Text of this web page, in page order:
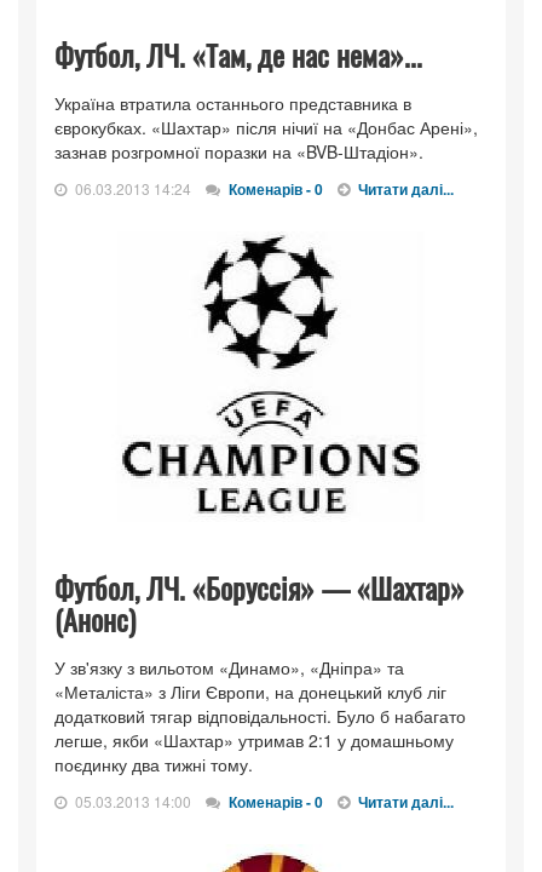
Футбол, ЛЧ. «Там, де нас нема»...
Україна втратила останнього представника в
єврокубках. «Шахтар» після нічиї на «Донбас Арені»,
зазнав розгромної поразки на «BVB-Штадіон».
06.03.2013 14:24 Коменарів - 0 Читати далі...
Футбол, ЛЧ. «Боруссія» — «Шахтар»
(Анонс)
У зв'язку з вильотом «Динамо», «Дніпра» та
«Металіста» з Ліги Європи, на донецький клуб ліг
додатковий тягар відповідальності. Було б набагато
легше, якби «Шахтар» утримав 2:1 у домашньому
поєдинку два тижні тому.
05.03.2013 14:00 Коменарів - 0 Читати далі...